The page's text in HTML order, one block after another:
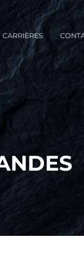
CARRIÈRES